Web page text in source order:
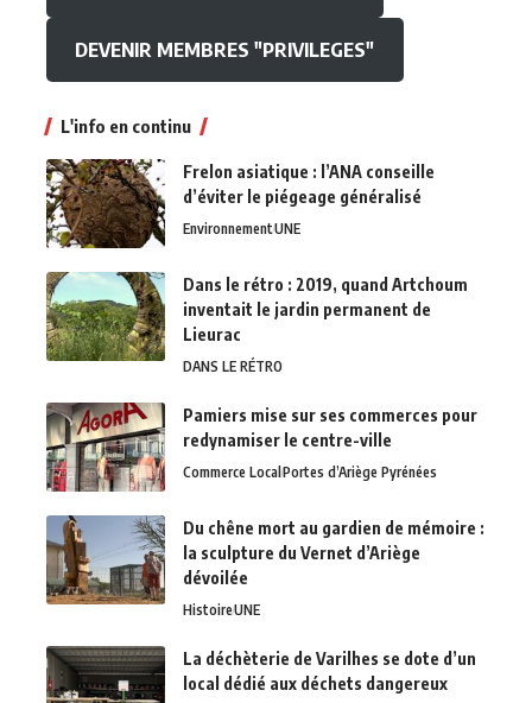
DEVENIR MEMBRES "PRIVILEGES"
L'info en continu
Frelon asiatique : l’ANA conseille
d’éviter le piégeage généralisé
EnvironnementUNE
Dans le rétro : 2019, quand Artchoum
inventait le jardin permanent de
Lieurac
DANS LE RÉTRO
Pamiers mise sur ses commerces pour
redynamiser le centre-ville
Commerce LocalPortes d’Ariège Pyrénées
Du chêne mort au gardien de mémoire :
la sculpture du Vernet d’Ariège
dévoilée
HistoireUNE
La déchèterie de Varilhes se dote d’un
local dédié aux déchets dangereux